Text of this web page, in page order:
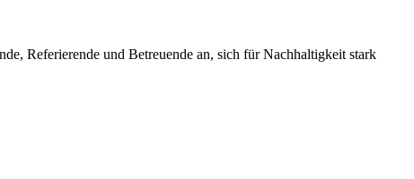
Referierende und Betreuende an, sich für Nachhaltigkeit stark